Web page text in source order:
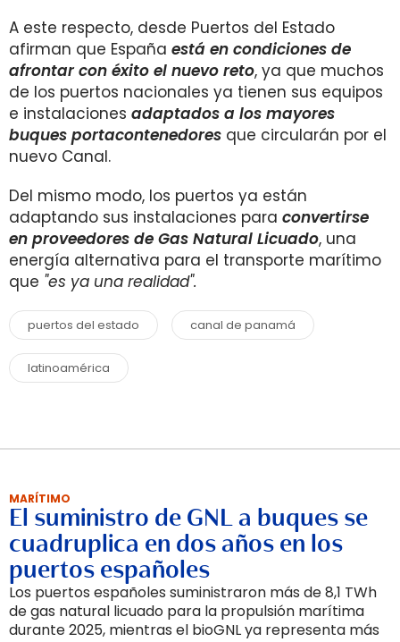
A este respecto, desde Puertos del Estado
afirman que España está en condiciones de
afrontar con éxito el nuevo reto, ya que muchos
de los puertos nacionales ya tienen sus equipos
e instalaciones adaptados a los mayores
buques portacontenedores que circularán por el
nuevo Canal.
Del mismo modo, los puertos ya están
adaptando sus instalaciones para convertirse
en proveedores de Gas Natural Licuado, una
energía alternativa para el transporte marítimo
que "es ya una realidad".
puertos del estado canal de panamá
latinoamérica
MARÍTIMO
El suministro de GNL a buques se
cuadruplica en dos años en los
puertos españoles
Los puertos españoles suministraron más de 8,1 TWh
de gas natural licuado para la propulsión marítima
durante 2025, mientras el bioGNL ya representa más